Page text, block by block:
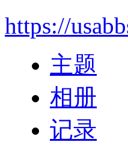
https://
主题
相册
记录